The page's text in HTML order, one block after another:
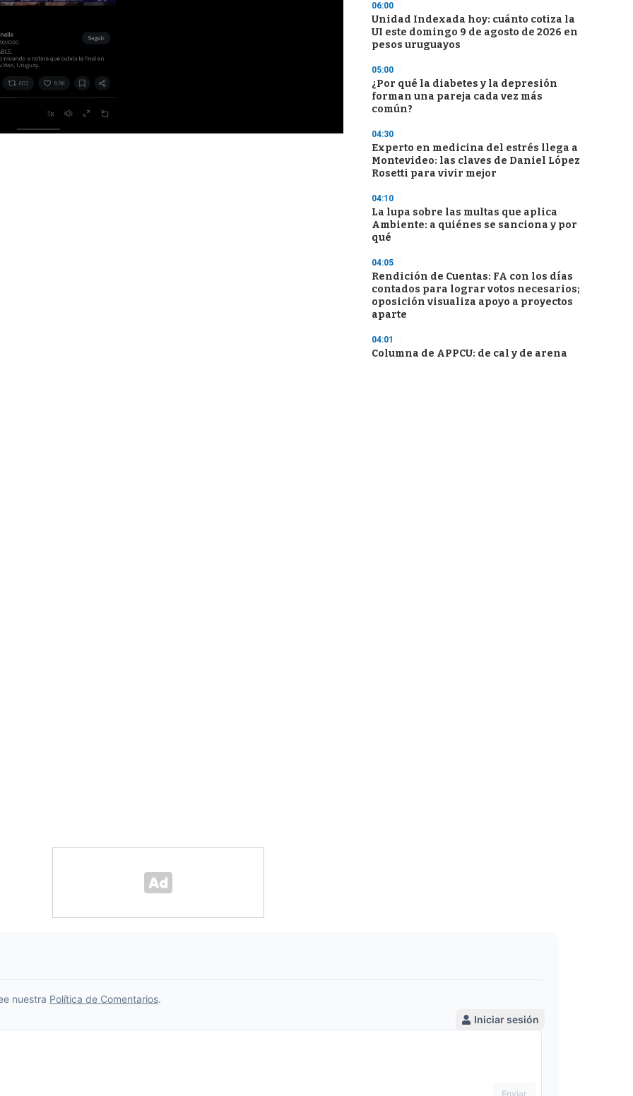
06:00
Unidad Indexada hoy: cuánto cotiza la
UI este domingo 9 de agosto de 2026 en
pesos uruguayos
05:00
¿Por qué la diabetes y la depresión
forman una pareja cada vez más
común?
04:30
Experto en medicina del estrés llega a
Montevideo: las claves de Daniel López
Rosetti para vivir mejor
04:10
La lupa sobre las multas que aplica
Ambiente: a quiénes se sanciona y por
qué
04:05
Rendición de Cuentas: FA con los días
contados para lograr votos necesarios;
oposición visualiza apoyo a proyectos
aparte
04:01
Columna de APPCU: de cal y de arena